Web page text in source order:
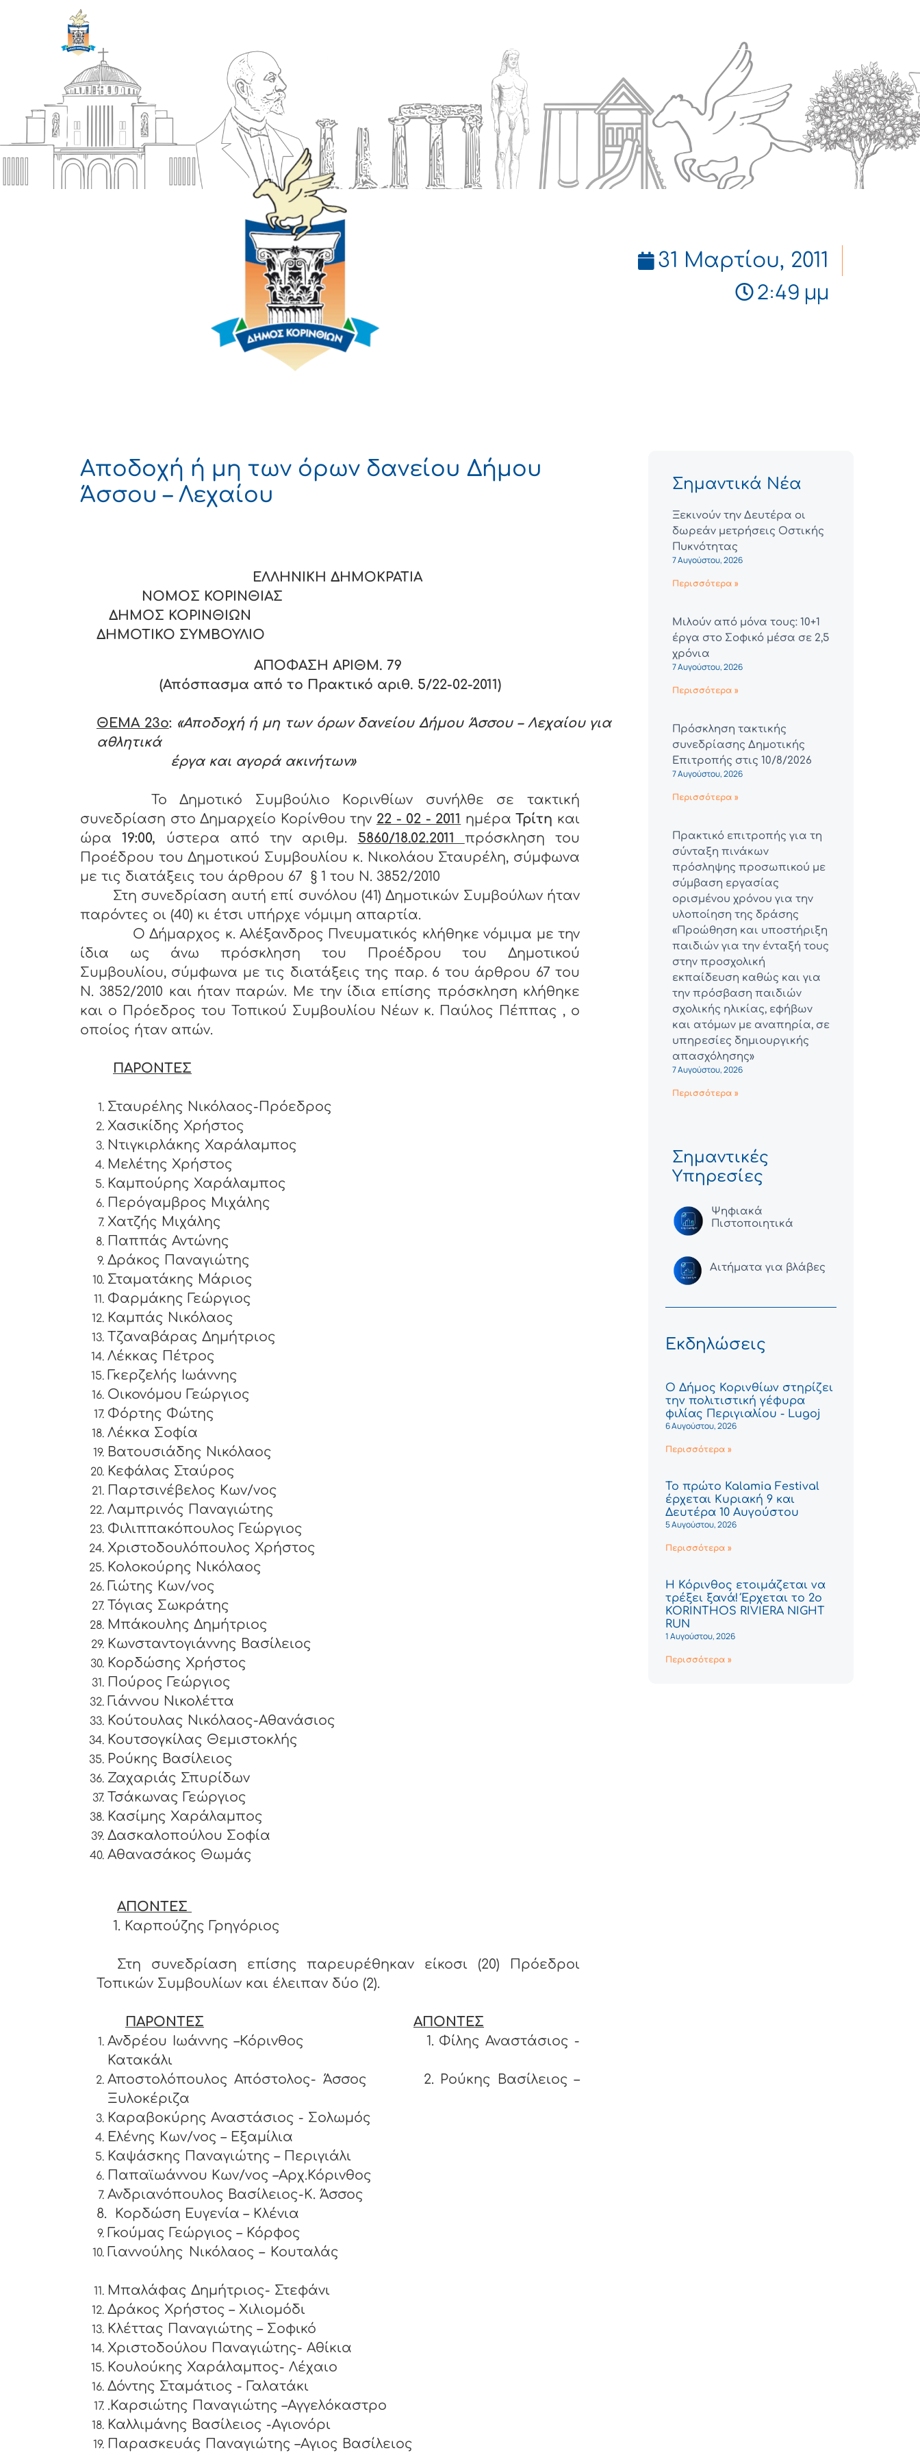
31 Μαρτίου, 2011
2:49 μμ
Αποδοχή ή μη των όρων δανείου Δήμου
Άσσου – Λεχαίου
ΕΛΛΗΝΙΚΗ ΔΗΜΟΚΡΑΤΙΑ
ΝΟΜΟΣ ΚΟΡΙΝΘΙΑΣ
ΔΗΜΟΣ ΚΟΡΙΝΘΙΩΝ
ΔΗΜΟΤΙΚΟ ΣΥΜΒΟΥΛΙΟ
ΑΠΟΦΑΣΗ ΑΡΙΘΜ. 79
(Απόσπασμα από το Πρακτικό αριθ. 5/22-02-2011)
ΘΕΜΑ 23ο: «Αποδοχή ή μη των όρων δανείου Δήμου Άσσου – Λεχαίου για
αθλητικά
έργα και αγορά ακινήτων»
Το Δημοτικό Συμβούλιο Κορινθίων συνήλθε σε τακτική
συνεδρίαση στο Δημαρχείο Κορίνθου την 22 - 02 - 2011 ημέραΤρίτη και
ώρα19:00, ύστερα από την αριθμ. 5860/18.02.2011 πρόσκληση του
Προέδρου του Δημοτικού Συμβουλίου κ. Νικολάου Σταυρέλη, σύμφωνα
με τις διατάξεις του άρθρου 67 § 1 του Ν. 3852/2010
Στη συνεδρίαση αυτή επί συνόλου (41) Δημοτικών Συμβούλων ήταν
παρόντες οι (40) κι έτσι υπήρχε νόμιμη απαρτία.
Ο Δήμαρχος κ. Αλέξανδρος Πνευματικός κλήθηκε νόμιμα με την
ίδια ως άνω πρόσκληση του Προέδρου του Δημοτικού
Συμβουλίου, σύμφωνα με τις διατάξεις της παρ. 6 του άρθρου 67 του
Ν. 3852/2010 και ήταν παρών. Με την ίδια επίσης πρόσκληση κλήθηκε
και ο Πρόεδρος του Τοπικού Συμβουλίου Νέων κ. Παύλος Πέππας , ο
οποίος ήταν απών.
ΠΑΡΟΝΤΕΣ
Σταυρέλης Νικόλαος-Πρόεδρος
Χασικίδης Χρήστος
Ντιγκιρλάκης Χαράλαμπος
Μελέτης Χρήστος
Καμπούρης Χαράλαμπος
Περόγαμβρος Μιχάλης
Χατζής Μιχάλης
Παππάς Αντώνης
Δράκος Παναγιώτης
Σταματάκης Μάριος
Φαρμάκης Γεώργιος
Καμπάς Νικόλαος
Τζαναβάρας Δημήτριος
Λέκκας Πέτρος
Γκερζελής Ιωάννης
Οικονόμου Γεώργιος
Φόρτης Φώτης
Λέκκα Σοφία
Βατουσιάδης Νικόλαος
Κεφάλας Σταύρος
Παρτσινέβελος Κων/νος
Λαμπρινός Παναγιώτης
Φιλιππακόπουλος Γεώργιος
Χριστοδουλόπουλος Χρήστος
Κολοκούρης Νικόλαος
Γιώτης Κων/νος
Τόγιας Σωκράτης
Μπάκουλης Δημήτριος
Κωνσταντογιάννης Βασίλειος
Κορδώσης Χρήστος
Πούρος Γεώργιος
Γιάννου Νικολέττα
Κούτουλας Νικόλαος-Αθανάσιος
Κουτσογκίλας Θεμιστοκλής
Ρούκης Βασίλειος
Ζαχαριάς Σπυρίδων
Τσάκωνας Γεώργιος
Κασίμης Χαράλαμπος
Δασκαλοπούλου Σοφία
Αθανασάκος Θωμάς
ΑΠΟΝΤΕΣ
1. Καρπούζης Γρηγόριος
Στη συνεδρίαση επίσης παρευρέθηκαν είκοσι (20) Πρόεδροι
Τοπικών Συμβουλίων και έλειπαν δύο (2).
ΠΑΡΟΝΤΕΣ
ΑΠΟΝΤΕΣ
Ανδρέου Ιωάννης –Κόρινθος 1. Φίλης Αναστάσιος -
Κατακάλι
Αποστολόπουλος Απόστολος- Άσσος 2. Ρούκης Βασίλειος –
Ξυλοκέριζα
Καραβοκύρης Αναστάσιος - Σολωμός
Ελένης Κων/νος – Εξαμίλια
Καψάσκης Παναγιώτης – Περιγιάλι
Παπαϊωάννου Κων/νος –Αρχ.Κόρινθος
Ανδριανόπουλος Βασίλειος-K. Άσσος
8.
Κορδώση Ευγενία – Κλένια
Γκούμας Γεώργιος – Κόρφος
Γιαννούλης Νικόλαος – Κουταλάς
Μπαλάφας Δημήτριος- Στεφάνι
Δράκος Χρήστος – Χιλιομόδι
Κλέττας Παναγιώτης – Σοφικό
Χριστοδούλου Παναγιώτης- Αθίκια
Κουλούκης Χαράλαμπος- Λέχαιο
Δόντης Σταμάτιος - Γαλατάκι
.Καρσιώτης Παναγιώτης –Αγγελόκαστρο
Καλλιμάνης Βασίλειος -Αγιονόρι
Παρασκευάς Παναγιώτης –Αγιος Βασίλειος
Σημαντικά Νέα
Ξεκινούν την Δευτέρα οι
δωρεάν μετρήσεις Οστικής
Πυκνότητας
7 Αυγούστου, 2026
Περισσότερα »
Μιλούν από μόνα τους: 10+1
έργα στο Σοφικό μέσα σε 2,5
χρόνια
7 Αυγούστου, 2026
Περισσότερα »
Πρόσκληση τακτικής
συνεδρίασης Δημοτικής
Επιτροπής στις 10/8/2026
7 Αυγούστου, 2026
Περισσότερα »
Πρακτικό επιτροπής για τη
σύνταξη πινάκων
πρόσληψης προσωπικού με
σύμβαση εργασίας
ορισμένου χρόνου για την
υλοποίηση της δράσης
«Προώθηση και υποστήριξη
παιδιών για την ένταξή τους
στην προσχολική
εκπαίδευση καθώς και για
την πρόσβαση παιδιών
σχολικής ηλικίας, εφήβων
και ατόμων με αναπηρία, σε
υπηρεσίες δημιουργικής
απασχόλησης»
7 Αυγούστου, 2026
Περισσότερα »
Σημαντικές
Υπηρεσίες
Ψηφιακά
Πιστοποιητικά
Αιτήματα για βλάβες
Εκδηλώσεις
Ο Δήμος Κορινθίων στηρίζει
την πολιτιστική γέφυρα
φιλίας Περιγιαλίου - Lugoj
6 Αυγούστου, 2026
Περισσότερα »
Το πρώτο Kalamia Festival
έρχεται Κυριακή 9 και
Δευτέρα 10 Αυγούστου
5 Αυγούστου, 2026
Περισσότερα »
Η Κόρινθος ετοιμάζεται να
τρέξει ξανά! Έρχεται το 2ο
KORINTHOS RIVIERA NIGHT
RUN
1 Αυγούστου, 2026
Περισσότερα »